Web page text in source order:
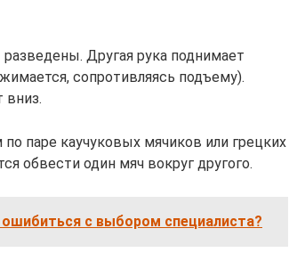
Другая рука поднимает
сопротивляясь подъему).
вниз.
паре каучуковых мячиков или грецких
обвести один мяч вокруг другого.
с выбором специалиста?